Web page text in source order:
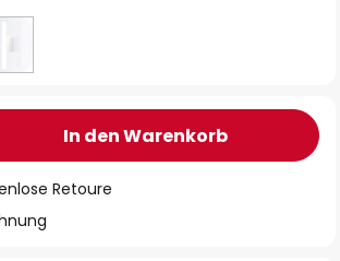
In den Warenkorb
Retoure